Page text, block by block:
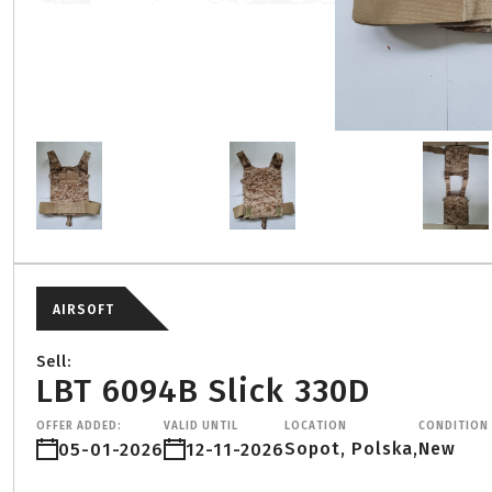
AIRSOFT
Sell:
LBT 6094B Slick 330D
OFFER ADDED:
05-01-2026
VALID UNTIL
12-11-2026
LOCATION
Sopot, Polska,
CONDITION
New